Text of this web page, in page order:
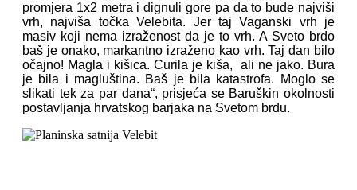
promjera 1x2 metra i dignuli gore pa da to bude najviši
vrh, najviša točka Velebita. Jer taj Vaganski vrh je
masiv koji nema izraženost da je to vrh. A Sveto brdo
baš je onako, markantno izraženo kao vrh. Taj dan bilo
očajno! Magla i kišica. Curila je kiša, ali ne jako. Bura
je bila i magluština. Baš je bila katastrofa. Moglo se
slikati tek za par dana“, prisjeća se Baruškin okolnosti
postavljanja hrvatskog barjaka na Svetom brdu.